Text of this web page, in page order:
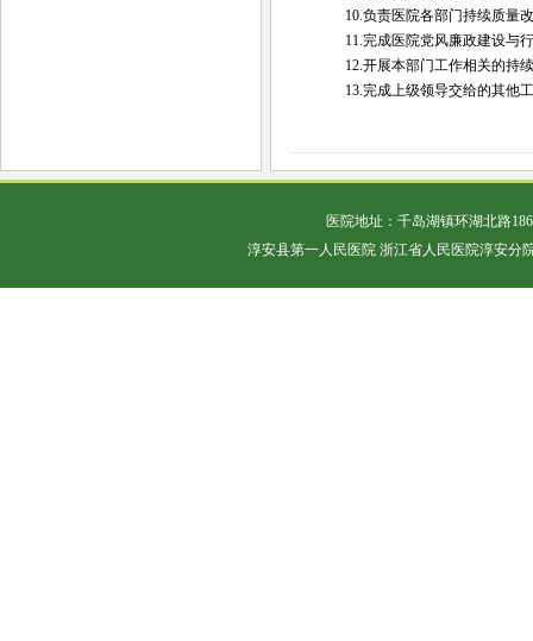
10.负责医院各部门持续质量
11.完成医院党风廉政建设与
12.开展本部门工作相关的持
13.完成上级领导交给的其他
医院地址：千岛湖镇环湖北路
淳安县第一人民医院 浙江省人民医院淳安分